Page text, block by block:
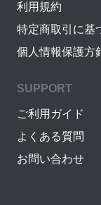
利用規約
特定商取引に基
個人情報保護方
SUPPORT
ご利用ガイド
よくある質問
お問い合わせ